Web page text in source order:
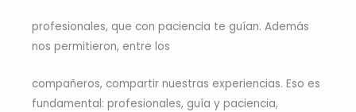
profesionales, que con paciencia te guían. Además
nos permitieron, entre los
compañeros, compartir nuestras experiencias. Eso es
fundamental: profesionales, guía y paciencia,